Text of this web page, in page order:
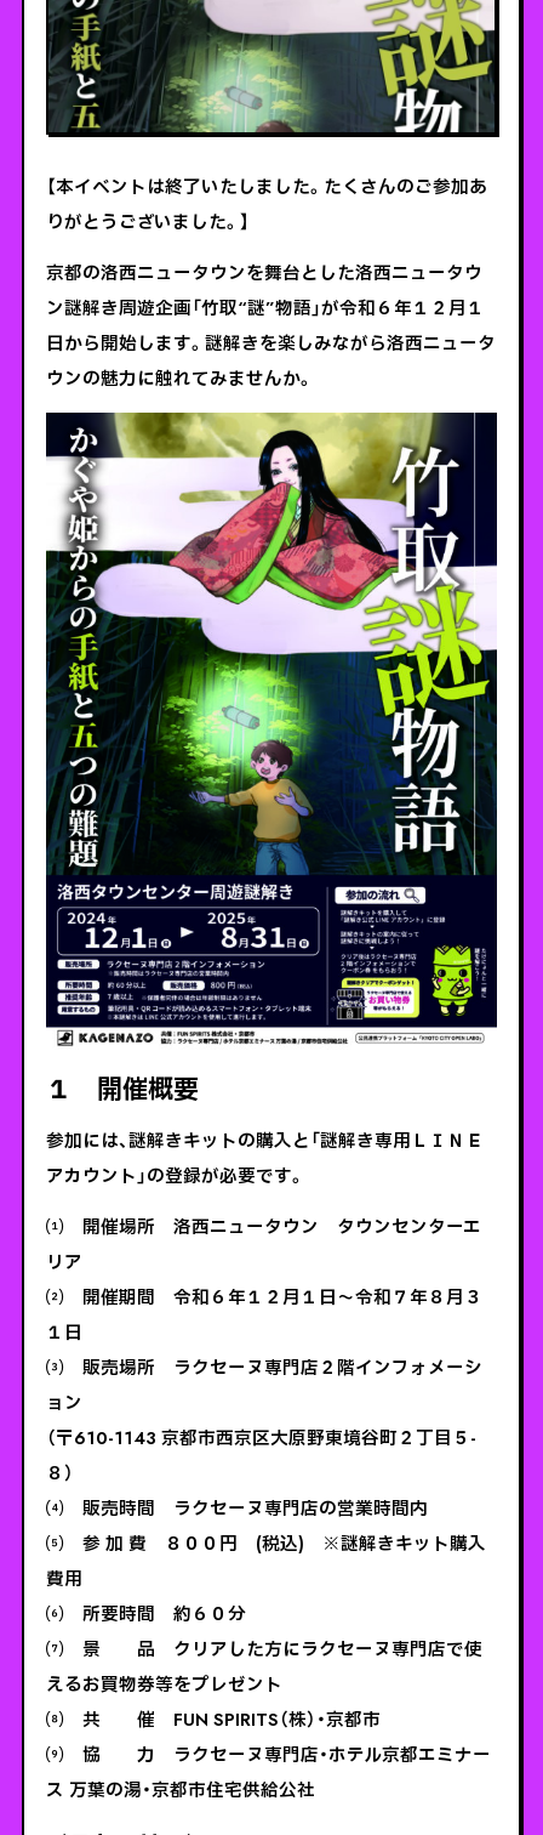
【本イベントは終了いたしました。たくさんのご参加あ
りがとうございました。】
京都の洛西ニュータウンを舞台とした洛西ニュータウ
ン謎解き周遊企画「竹取“謎”物語」が令和６年１２月１
日から開始します。謎解きを楽しみながら洛西ニュータ
ウンの魅力に触れてみませんか。
１ 開催概要
参加には、謎解きキットの購入と「謎解き専用ＬＩＮＥ
アカウント」の登録が必要です。
⑴ 開催場所 洛西ニュータウン タウンセンターエ
リア
⑵ 開催期間 令和６年１２月１日～令和７年８月３
１日
⑶ 販売場所 ラクセーヌ専門店２階インフォメーシ
ョン
（〒610-1143 京都市西京区大原野東境谷町２丁目５-
８）
⑷ 販売時間 ラクセーヌ専門店の営業時間内
⑸ 参 加 費 ８００円 (税込) ※謎解きキット購入
費用
⑹ 所要時間 約６０分
⑺ 景 品 クリアした方にラクセーヌ専門店で使
えるお買物券等をプレゼント
⑻ 共 催 FUN SPIRITS（株）・京都市
⑼ 協 力 ラクセーヌ専門店・ホテル京都エミナー
ス 万葉の湯・京都市住宅供給公社